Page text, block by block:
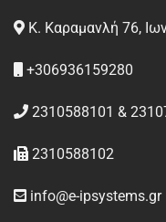
Κ. Καραμανλή 76,
+306936159280
2310588101 &
2310588102
info@e-ipsystems.gr